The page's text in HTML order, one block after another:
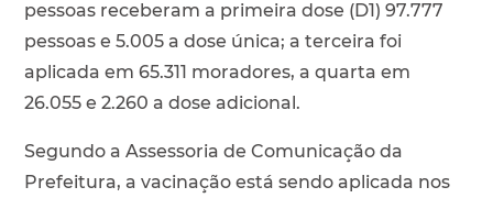
pessoas receberam a primeira dose (D1) 97.777
pessoas e 5.005 a dose única; a terceira foi
aplicada em 65.311 moradores, a quarta em
26.055 e 2.260 a dose adicional.
Segundo a Assessoria de Comunicação da
Prefeitura, a vacinação está sendo aplicada nos